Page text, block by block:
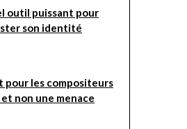
outil puissant pour
son identité
pour les compositeurs
non une menace